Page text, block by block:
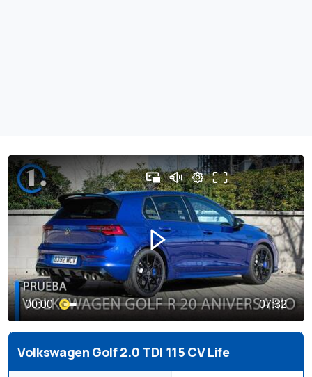
Volkswagen Golf 2.0 TDI 115 CV Life